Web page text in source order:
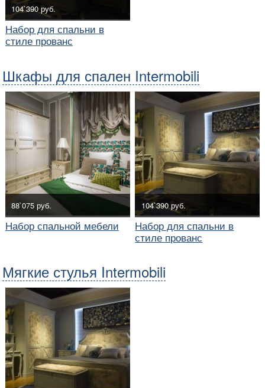
104`390 руб.
Набор для спальни в
стиле прованс
Шкафы для спален Intermobili
88`075 руб.
Набор спальной мебели
104`390 руб.
Набор для спальни в
стиле прованс
Мягкие стулья Intermobili